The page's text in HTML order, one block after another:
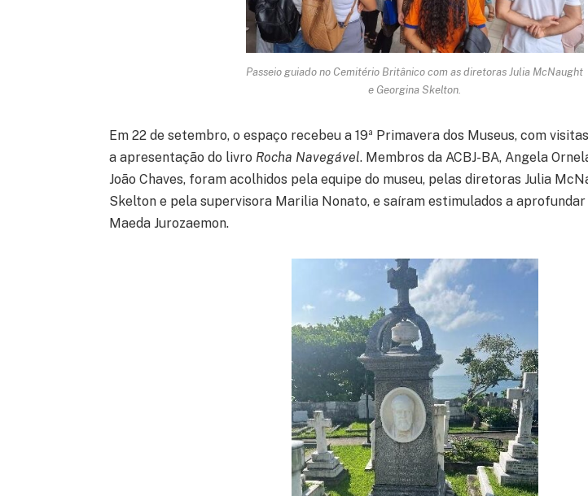
Passeio guiado no Cemitério Britânico com as diretoras Julia McNaught
e Georgina Skelton.
Em 22 de setembro, o espaço recebeu a 19ª Primavera dos Museus, com
a apresentação do livro Rocha Navegável. Membros da ACBJ-BA, Angela
João Chaves, foram acolhidos pela equipe do museu, pelas diretoras Julia
Skelton e pela supervisora Marilia Nonato, e saíram estimulados a
Maeda Jurozaemon.